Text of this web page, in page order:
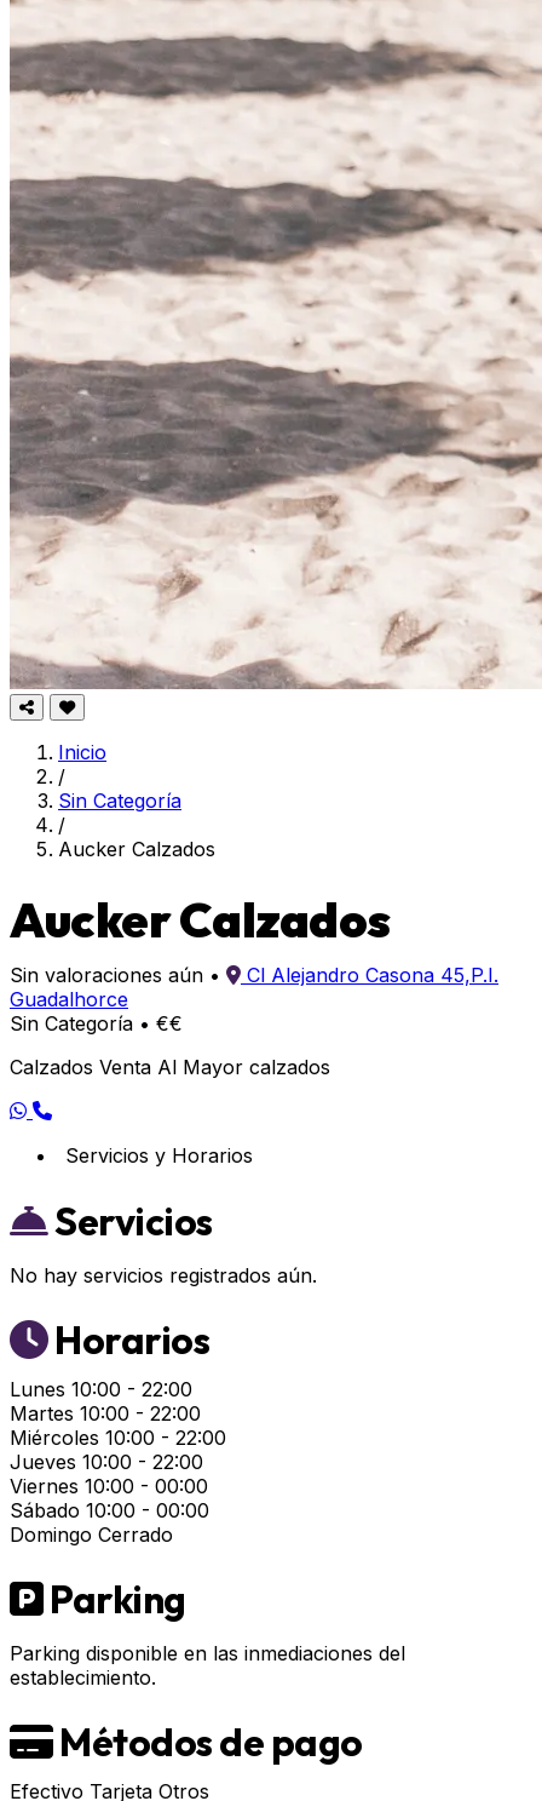
Inicio
/
Sin Categoría
/
Aucker Calzados
Aucker Calzados
Sin valoraciones aún •
Cl Alejandro Casona 45,P.I.
Guadalhorce
Sin Categoría • €€
Calzados Venta Al Mayor calzados
Servicios y Horarios
Servicios
No hay servicios registrados aún.
Horarios
Lunes 10:00 - 22:00
Martes 10:00 - 22:00
Miércoles 10:00 - 22:00
Jueves 10:00 - 22:00
Viernes 10:00 - 00:00
Sábado 10:00 - 00:00
Domingo Cerrado
Parking
Parking disponible en las inmediaciones del
establecimiento.
Métodos de pago
Efectivo Tarjeta Otros